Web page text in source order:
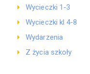
Wycieczki 1-3
Wycieczki kl 4-8
Wydarzenia
Z życia szkoły